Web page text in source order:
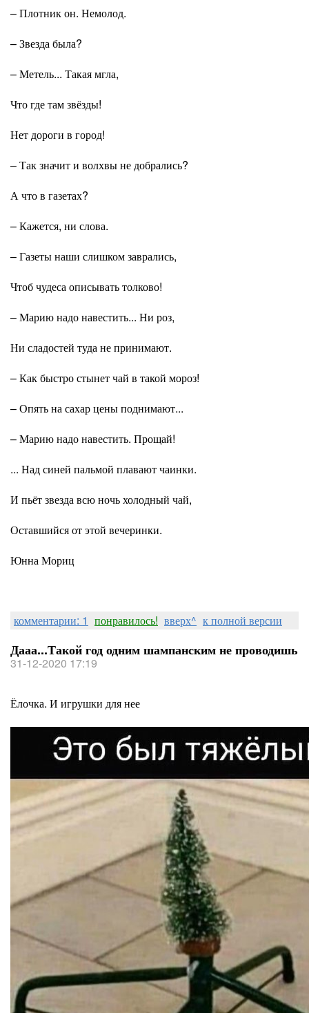
– Плотник он. Немолод.
– Звезда была?
– Метель... Такая мгла,
Что где там звёзды!
Нет дороги в город!
– Так значит и волхвы не добрались?
А что в газетах?
– Кажется, ни слова.
– Газеты наши слишком заврались,
Чтоб чудеса описывать толково!
– Марию надо навестить... Ни роз,
Ни сладостей туда не принимают.
– Как быстро стынет чай в такой мороз!
– Опять на сахар цены поднимают...
– Марию надо навестить. Прощай!
... Над синей пальмой плавают чаинки.
И пьёт звезда всю ночь холодный чай,
Оставшийся от этой вечеринки.
Юнна Мориц
комментарии: 1 понравилось! вверх^ к полной версии
Дааа...Такой год одним шампанским не проводишь
31-12-2020 17:19
Ёлочка. И игрушки для нее